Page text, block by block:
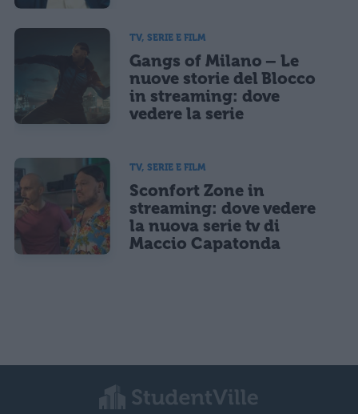
TV, SERIE E FILM
Gangs of Milano – Le
nuove storie del Blocco
in streaming: dove
vedere la serie
TV, SERIE E FILM
Sconfort Zone in
streaming: dove vedere
la nuova serie tv di
Maccio Capatonda